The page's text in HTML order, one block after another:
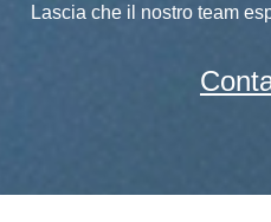
Lascia che il nostro team